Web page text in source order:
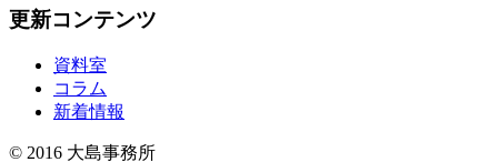
更新コンテンツ
資料室
コラム
新着情報
© 2016 大島事務所